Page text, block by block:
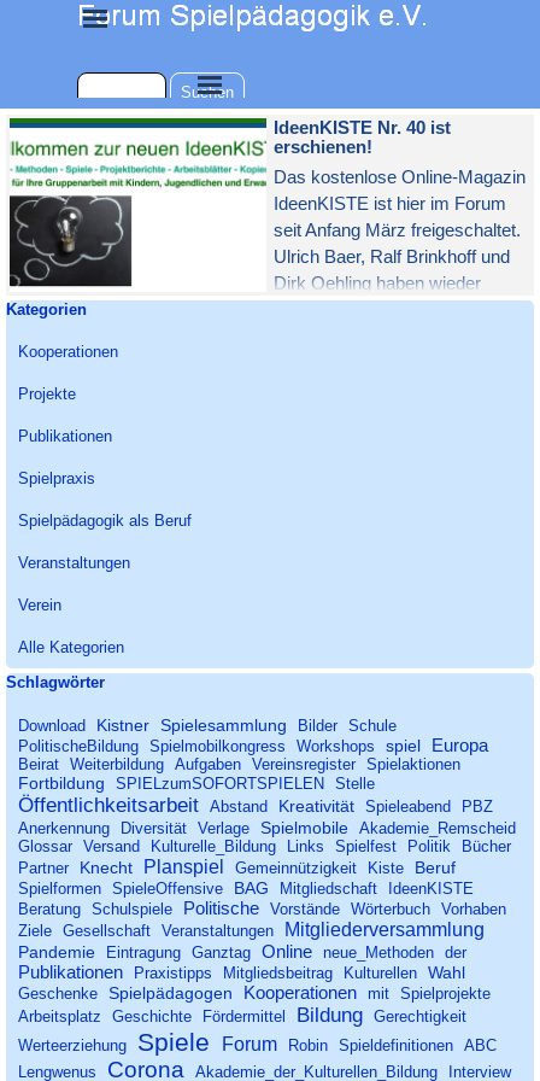
Direkt zum Seiteninhalt
Menü überspringen
Menü überspringen
Suchen
IdeenKISTE Nr. 40 ist
erschienen!
Das kostenlose Online-Magazin
IdeenKISTE ist hier im Forum
seit Anfang März freigeschaltet.
Ulrich Baer, Ralf Brinkhoff und
Dirk Oehling haben wieder
Block überspringen Kategorien
Kategorien
Kooperationen
Projekte
Publikationen
Spielpraxis
Spielpädagogik als Beruf
Veranstaltungen
Verein
Alle Kategorien
Block überspringen Schlagwörter
Schlagwörter
Download Kistner Spielesammlung Bilder Schule
PolitischeBildung Spielmobilkongress Workshops spiel Europa
Beirat Weiterbildung Aufgaben Vereinsregister Spielaktionen
Fortbildung SPIELzumSOFORTSPIELEN Stelle
Öffentlichkeitsarbeit Abstand Kreativität Spieleabend
PBZ
Anerkennung
Diversität Verlage Spielmobile Akademie_Remscheid
Glossar Versand Kulturelle_Bildung Links Spielfest Politik
Bücher
Partner
Knecht Planspiel Gemeinnützigkeit Kiste Beruf
Spielformen SpieleOffensive BAG Mitgliedschaft
IdeenKISTE
Beratung Schulspiele Politische Vorstände Wörterbuch Vorhaben
Ziele Gesellschaft Veranstaltungen Mitgliederversammlung
Pandemie Eintragung Ganztag Online neue_Methoden der
Publikationen Praxistipps Mitgliedsbeitrag Kulturellen Wahl
Geschenke Spielpädagogen Kooperationen mit Spielprojekte
Arbeitsplatz
Geschichte Fördermittel Bildung Gerechtigkeit
Werteerziehung
Spiele Forum Robin Spieldefinitionen ABC
Lengwenus
Corona Akademie_der_Kulturellen_Bildung Interview